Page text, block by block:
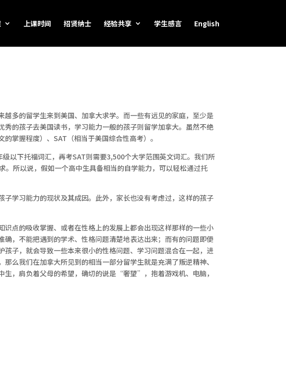
上课时间 招贤纳士 经验共享 学生感言 English
多的留学生来到美国、加拿大求学。而一些有远见的家庭，至少是
的孩子去美国读书，学习能力一般的孩子则留学加拿大。虽然不绝
掌握程度）、SAT（相当于美国综合性高考）。
以下托福词汇，再考SAT则需要3,500个大学范围英文词汇。我们所
所以说，假如一个高中生具备相当的自学能力，可以轻松通过托
学习能力的现状及其成因。此外，家长也没有考虑过，这样的孩子
点的吸收掌握、或者在性格上的发展上都会出现这样那样的一些小
，不能把遇到的学术、性格问题清楚地表达出来；而有的问题即便
子，就会导致一些本来很小的性格问题、学习问题混合在一起，进
么我们在加拿大所见到的相当一部分留学生就是充满了叛逆精神、
，肩负着父母的希望，确切的说是“奢望”，抱着游戏机、电脑，